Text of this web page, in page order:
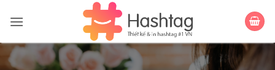
qua
dung